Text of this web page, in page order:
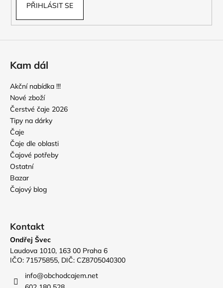
PŘIHLÁSIT SE
Kam dál
Akční nabídka !!!
Nové zboží
Čerstvé čaje 2026
Tipy na dárky
Čaje
Čaje dle oblasti
Čajové potřeby
Ostatní
Bazar
Čajový blog
Kontakt
Ondřej Švec
Laudova 1010, 163 00 Praha 6
IČO: 71575855, DIČ: CZ8705040300
info@obchodcajem.net